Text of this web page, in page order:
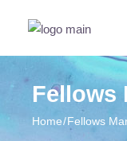
Fellows
Home Fellows